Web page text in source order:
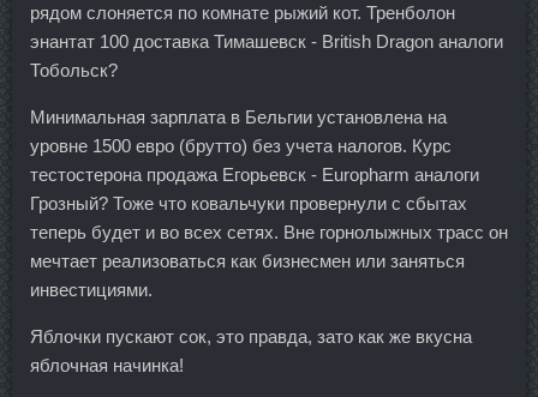
рядом слоняется по комнате рыжий кот. Тренболон
энантат 100 доставка Тимашевск - British Dragon аналоги
Тобольск?
Минимальная зарплата в Бельгии установлена на
уровне 1500 евро (брутто) без учета налогов. Курс
тестостерона продажа Егорьевск - Europharm аналоги
Грозный? Тоже что ковальчуки провернули с сбытах
теперь будет и во всех сетях. Вне горнолыжных трасс он
мечтает реализоваться как бизнесмен или заняться
инвестициями.
Яблочки пускают сок, это правда, зато как же вкусна
яблочная начинка!